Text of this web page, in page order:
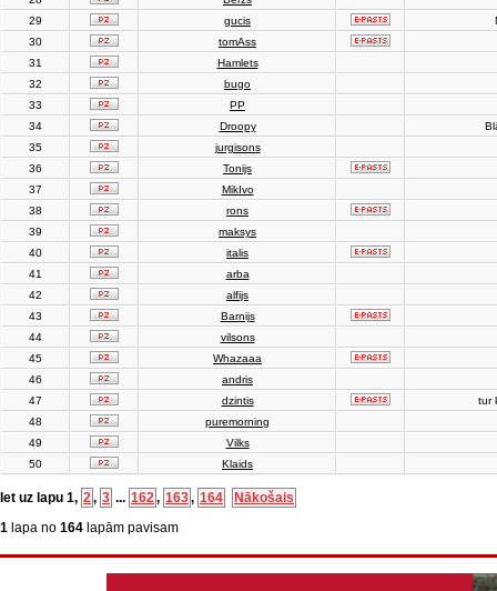
29
gucis
30
tomAss
31
Hamlets
32
bugo
33
PP
34
Droopy
35
jurgisons
36
Tonijs
37
MikIvo
38
rons
39
maksys
40
italis
41
arba
42
alfijs
43
Barnijs
44
vilsons
45
Whazaaa
46
andris
47
dzintis
tur
48
puremorning
49
Vilks
50
Klaids
Iet uz lapu 1, 2, 3 ... 162, 163, 164
Nākošais
1 lapa no 164 lapām pavisam